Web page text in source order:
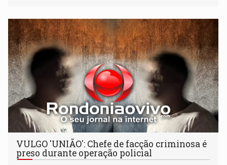
VULGO 'UNIÃO': Chefe de facção criminosa é
preso durante operação policial